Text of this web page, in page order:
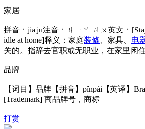
家居
拼音：jiā jū注音：ㄐㄧㄚ ㄐㄨ英文：
idle at home]释义：家庭装修 、家具、 电
关的。指辞去官职或无职业，在家里闲
品牌
【词目】品牌【拼音】pǐnpái【英译】
[Trademark] 商品牌号，商标
打赏